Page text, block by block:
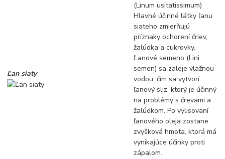
Ľan siaty
(Linum usitatissimum)
Hlavné účinné látky ľanu
siateho zmierňujú
príznaky ochorení čriev,
žalúdka a cukrovky.
Ľanové semeno (Lini
semen) sa zaleje vlažnou
vodou, čím sa vytvorí
ľanový sliz, ktorý je účinný
na problémy s črevami a
žalúdkom. Po vylisovaní
ľanového oleja zostane
zvyšková hmota, ktorá má
vynikajúce účinky proti
zápalom.